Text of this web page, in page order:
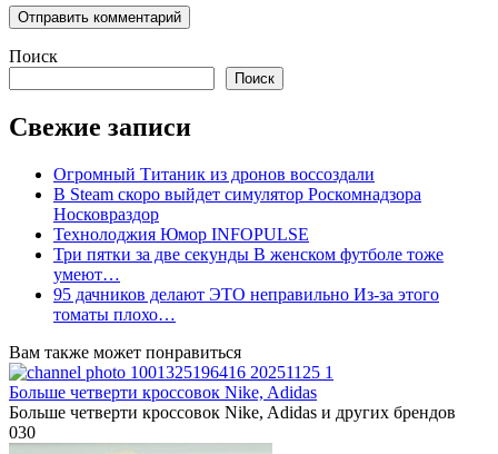
Поиск
Поиск
Свежие записи
Огромный Титаник из дронов воссоздали
В Steam скоро выйдет симулятор Роскомнадзора
Носковраздор
Технолоджия Юмор INFOPULSE
Три пятки за две секунды В женском футболе тоже
умеют…
95 дачников делают ЭТО неправильно Из-за этого
томаты плохо…
Вам также может понравиться
Больше четверти кроссовок Nike, Adidas
Больше четверти кроссовок Nike, Adidas и других брендов
030